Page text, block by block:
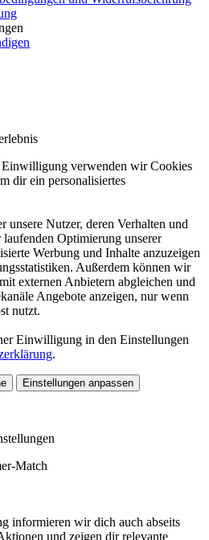
verwenden wir Cookies
dir ein personalisiertes
unsere Nutzer, deren Verhalten und
Optimierung unserer
Werbung und Inhalte anzuzeigen
Außerdem können wir
externen Anbietern abgleichen und
Angebote anzeigen, nur wenn
nutzt.
Einwilligung in den Einstellungen
.
Einstellungen anpassen
Match
informieren wir dich auch abseits
und zeigen dir relevante